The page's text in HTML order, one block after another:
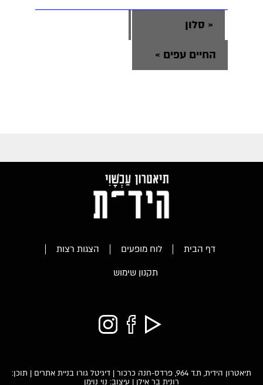
« סלון
החיים עפים »
דף הבית לוח מופעים
הצגות רצות
תקנון שימוש
תיאטרון הידית, ת.ד 964, פרדס-חנה כרכור | דיגיטל גורו בניית אתרים | תוכן:
רונית בר אילן | עיצוב: נוי נוימן